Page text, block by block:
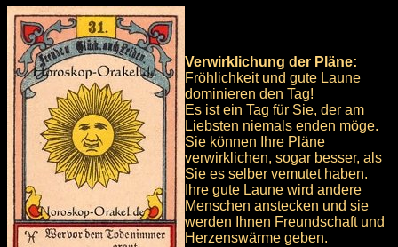
Verwirklichung der Pläne:
Fröhlichkeit und gute Laune
dominieren den Tag!
Es ist ein Tag für Sie, der am
Liebsten niemals enden möge.
Sie können Ihre Pläne
verwirklichen, sogar besser, als
Sie es selber vemutet haben.
Ihre gute Laune wird andere
Menschen anstecken und sie
werden Ihnen Freundschaft und
Herzenswärme geben.